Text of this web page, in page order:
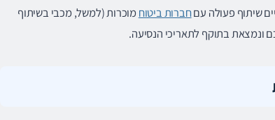
שיתוף פעולה עםחברות ביטוח מוכרות (למשל, מכבי בשיתוף
ונמצאת בתוקף לתאריכי הנסיעה.